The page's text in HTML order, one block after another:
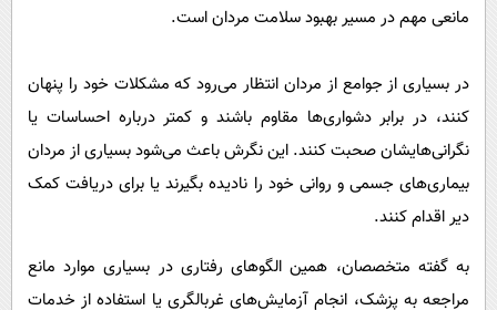
مانعی مهم در مسیر بهبود سلامت مردان است.
در بسیاری از جوامع از مردان انتظار می‌رود که مشکلات خود را پنهان
کنند، در برابر دشواری‌ها مقاوم باشند و کمتر درباره احساسات یا
نگرانی‌هایشان صحبت کنند. این نگرش باعث می‌شود بسیاری از مردان
بیماری‌های جسمی و روانی خود را نادیده بگیرند یا برای دریافت کمک
دیر اقدام کنند.
به گفته متخصصان، همین الگوهای رفتاری در بسیاری موارد مانع
مراجعه به پزشک، انجام آزمایش‌های غربالگری یا استفاده از خدمات